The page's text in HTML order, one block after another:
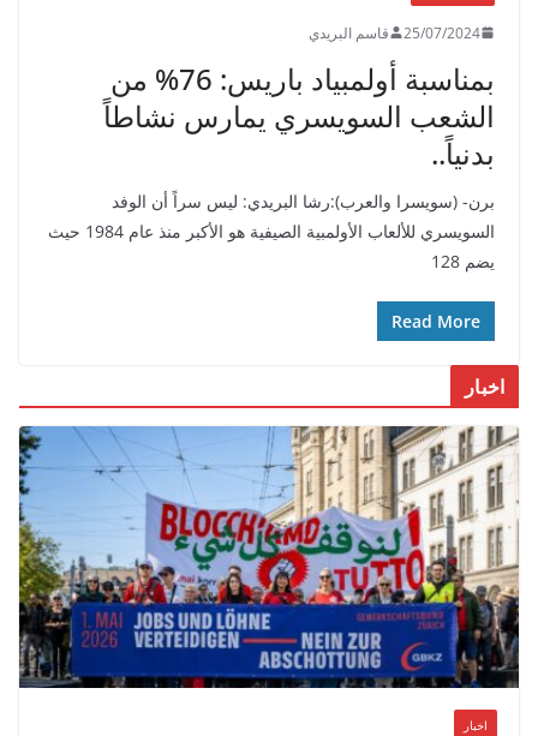
25/07/2024 قاسم البريدي
بمناسبة أولمبياد باريس: 76% من
الشعب السويسري يمارس نشاطاً
بدنياً..
برن- (سويسرا والعرب):رشا البريدي: ليس سراً أن الوفد
السويسري للألعاب الأولمبية الصيفية هو الأكبر منذ عام 1984 حيث
يضم 128
Read More
اخبار
اخبار